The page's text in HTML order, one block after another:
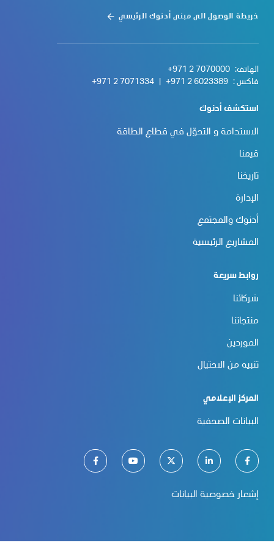
خريطة الوصول الى مبنى أدنوك الرئيسي
الهاتف: +971 2 7070000
فاكس : +971 2 6023389
+971 2 7071334
استكشف أدنوك
الاستدامة و التحوّل في قطاع الطاقة
قيمنا
تاريخنا
الإدارة
أدنوك والمجتمع
المشاريع الرئيسية
روابط سريعة
شركائنا
منتجاتنا
الموردين
تنبيه من الاحتيال
المركز الإعلامي
البيانات الصحفية
إشعار خصوصية البيانات